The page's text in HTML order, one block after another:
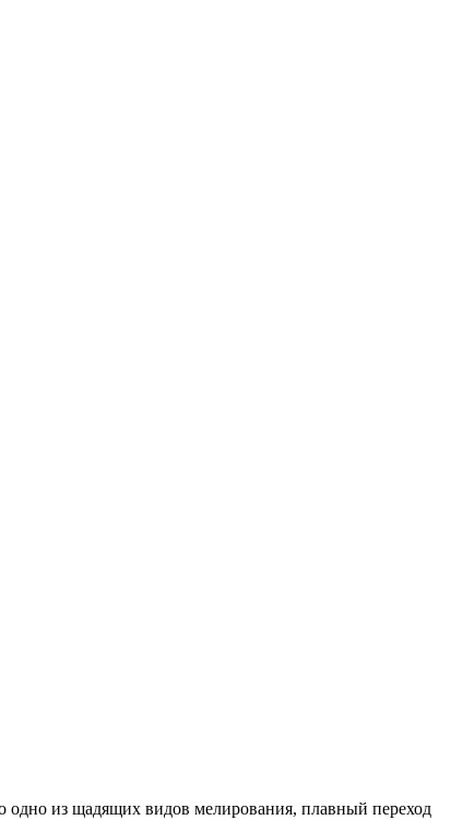
одно из щадящих видов мелирования, плавный переход